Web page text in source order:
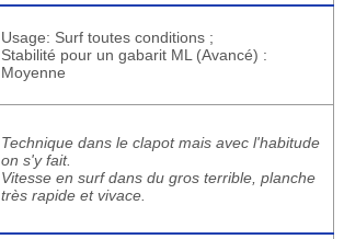
Usage: Surf toutes conditions ;
Stabilité pour un gabarit ML (Avancé) :
Moyenne
Technique dans le clapot mais avec l'habitude
on s'y fait.
Vitesse en surf dans du gros terrible, planche
très rapide et vivace.